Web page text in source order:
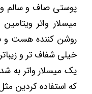
پوستی صاف و سالم و
میسلار واتر
روشن کننده هست و
خیلی شفاف تر و
یک میسلار واتر به
که استفاده کردین